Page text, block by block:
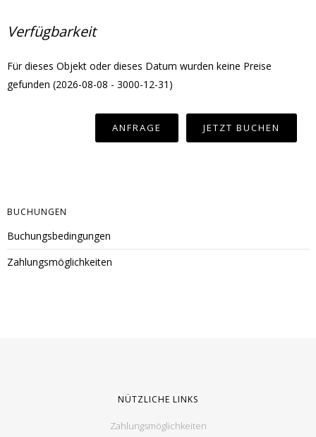
Verfügbarkeit
Für dieses Objekt oder dieses Datum wurden keine Preise
gefunden (2026-08-08 - 3000-12-31)
BUCHUNGEN
Buchungsbedingungen
Zahlungsmöglichkeiten
NÜTZLICHE LINKS
Zahlungsmöglichkeiten